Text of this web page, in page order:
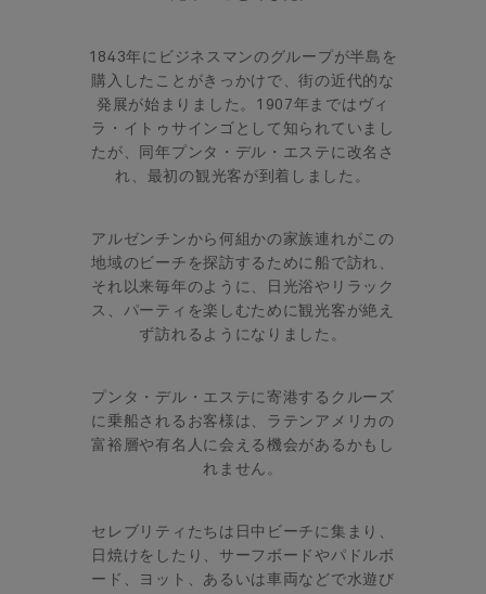
1843年にビジネスマンのグループが半島を
購入したことがきっかけで、街の近代的な
発展が始まりました。1907年まではヴィ
ラ・イトゥサインゴとして知られていまし
たが、同年プンタ・デル・エステに改名さ
れ、最初の観光客が到着しました。
アルゼンチンから何組かの家族連れがこの
地域のビーチを探訪するために船で訪れ、
それ以来毎年のように、日光浴やリラック
ス、パーティを楽しむために観光客が絶え
ず訪れるようになりました。
プンタ・デル・エステに寄港するクルーズ
に乗船されるお客様は、ラテンアメリカの
富裕層や有名人に会える機会があるかもし
れません。
セレブリティたちは日中ビーチに集まり、
日焼けをしたり、サーフボードやパドルボ
ード、ヨット、あるいは車両などで水遊び